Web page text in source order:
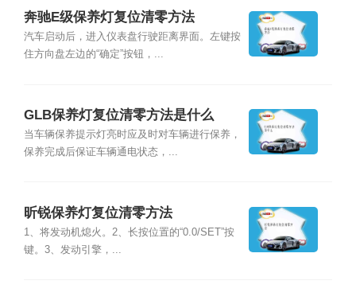
奔驰E级保养灯复位清零方法
汽车启动后，进入仪表盘行驶距离界面。左键按
住方向盘左边的“确定”按钮，...
GLB保养灯复位清零方法是什么
当车辆保养提示灯亮时应及时对车辆进行保养，
保养完成后保证车辆通电状态，...
昕锐保养灯复位清零方法
1、将发动机熄火。2、长按位置的“0.0/SET”按
键。3、发动引擎，...